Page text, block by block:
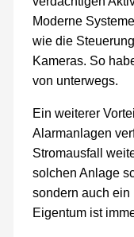
Moderne
wie die
Kameras. So
von unterwegs.
Ein weiterer
Alarmanlagen
Stromausfall
solchen Anlage
sondern auch ein
Eigentum ist